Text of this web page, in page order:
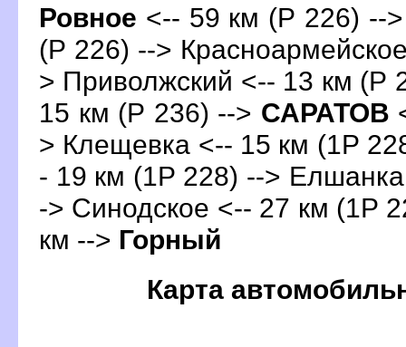
Ровное <-- 59 км (Р 226) --
(Р 226) -->
> Приволжский <-- 13 км (Р
15 км (Р 236) --> САРАТО
> Клещевка <-- 15 км (1Р
- 19 км (1Р 228) -->
-> Синодское <-- 27 км (1Р
км --> Горный
Карта